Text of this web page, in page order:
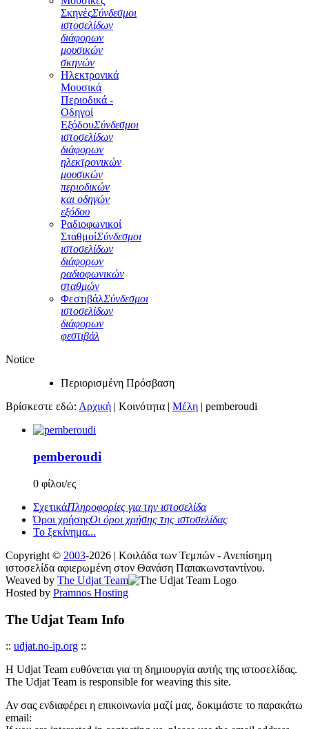
ΣκηνέςΣύνδεσμοι
ιστοσελίδων
διάφορων
μουσικών
σκηνών
Ηλεκτρονικά
Μουσικά
Περιοδικά -
Οδηγοί
ΕξόδουΣύνδεσμοι
ιστοσελίδων
διάφορων
ηλεκτρονικών
μουσικών
περιοδικών
και οδηγών
εξόδου
Ραδιοφωνικοί
ΣταθμοίΣύνδεσμοι
ιστοσελίδων
διάφορων
ραδιοφωνικών
σταθμών
ΦεστιβάλΣύνδεσμοι
ιστοσελίδων
διάφορων
φεστιβάλ
Notice
Περιορισμένη Πρόσβαση
Βρίσκεστε εδώ: Αρχική | Κοινότητα | Μέλη | pemberoudi
pemberoudi
0 φίλοι/ες
ΣχετικάΠληροφορίες για την ιστοσελίδα
Όροι χρήσηςΟι όροι χρήσης της ιστοσελίδας
Το ξεκίνημα...
Copyright © 2003-2026 | Κοιλάδα των Τεμπών - Ανεπίσημη
ιστοσελίδα αφιερωμένη στον Θανάση Παπακωνσταντίνου.
Weaved by The Udjat Team
Hosted by Pramnos Hosting
The Udjat Team Info
:: udjat.no-ip.org ::
Η Udjat Team ευθύνεται για τη δημιουργία αυτής της ιστοσελίδας.
The Udjat Team is responsible for weaving this site.
Αν σας ενδιαφέρει η επικοινωνία μαζί μας, δοκιμάστε το παρακάτω
email: